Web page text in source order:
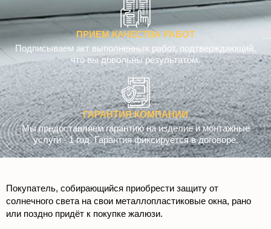
ПРИЕМ КАЧЕСТВА РАБОТ
Подписываем акт выполненных работ, подтверждающий,
что вы довольны результатом.
ГАРАНТИЯ КОМПАНИИ
Мы предоставляем гарантию на изделие и монтажные
услуги - 1 год. Гарантия фиксируется в договоре.
Покупатель, собирающийся приобрести защиту от
солнечного света на свои металлопластиковые окна, рано
или поздно придёт к покупке жалюзи.